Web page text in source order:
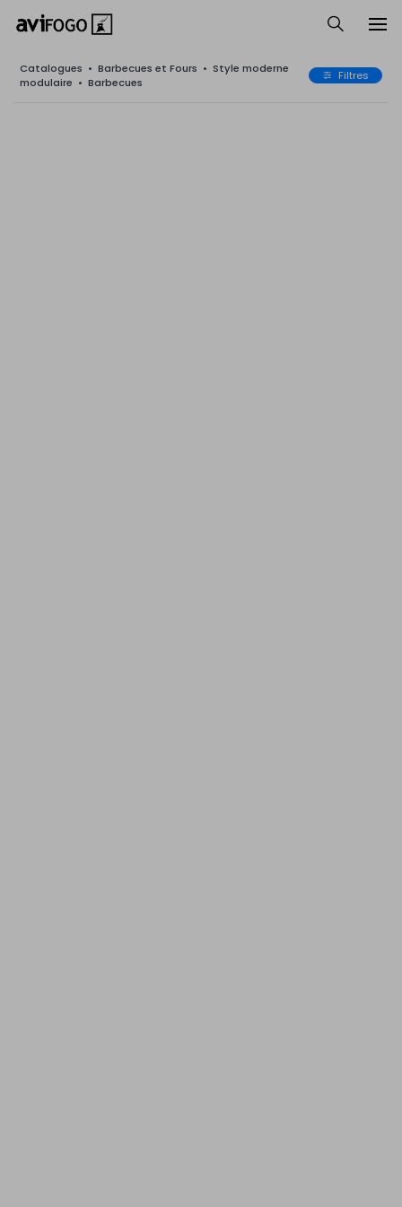
Catalogues • Barbecues et Fours • Style moderne
modulaire • Barbecues Filtres